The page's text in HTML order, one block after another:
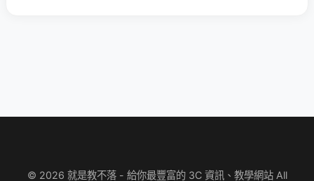
© 2026 就是教不落 - 給你最豐富的 3C 資訊、教學網站 All